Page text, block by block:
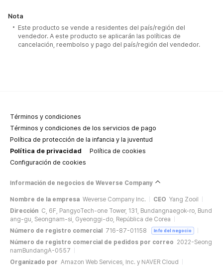
Nota
Este producto se vende a residentes del país/región del
vendedor. A este producto se aplicarán las políticas de
cancelación, reembolso y pago del país/región del vendedor.
Términos y condiciones
Términos y condiciones de los servicios de pago
Política de protección de la infancia y la juventud
Política de privacidad
Política de cookies
Configuración de cookies
Información de negocios de Weverse Company
Nombre de la empresa Weverse Company Inc. CEO Yang Zooil
Dirección C, 6F, PangyoTech-one Tower, 131, Bundangnaegok-ro, Bund
ang-gu, Seongnam-si, Gyeonggi-do, República de Corea
Número de registro comercial
716-87-01158 Info del negocio
Número de registro comercial de pedidos por correo 2022-Seong
namBundangA-0557
Organizado por Amazon Web Services, Inc. y NAVER Cloud